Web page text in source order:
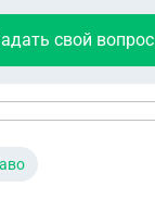
свой вопрос